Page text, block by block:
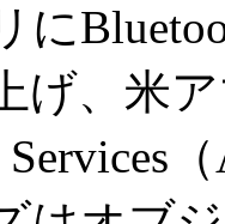
に
げ、米